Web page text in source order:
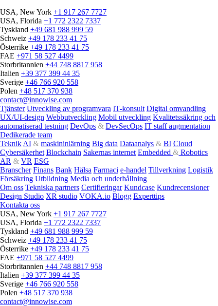
USA, New York +1 917 267 7727
USA, Florida +1 772 2322 7337
Tyskland +49 681 988 999 59
Schweiz +49 178 233 41 75
Österrike +49 178 233 41 75
FAE +971 58 527 4499
Storbritannien +44 748 8817 958
Italien +39 377 399 44 35
Sverige +46 766 920 558
Polen +48 517 370 938
contact@innowise.com
Tjänster Utveckling av programvara IT-konsult Digital omvandling
UX/UI-design Webbutveckling Mobil utveckling Kvalitetssäkring och
automatiserad testning DevOps & DevSecOps IT staff augmentation
Dedikerade team
Teknik AI & maskininlärning Big data Dataanalys & BI Cloud
Cybersäkerhet Blockchain Sakernas internet Embedded & Robotics
AR & VR ESG
Branscher Finans Bank Hälsa Farmaci e‑handel Tillverkning Logistik
Försäkring Utbildning Media och underhållning
Om oss Tekniska partners Certifieringar Kundcase Kundrecensioner
Design Studio XR studio VOKA.io Blogg Experttips
Kontakta oss
USA, New York +1 917 267 7727
USA, Florida +1 772 2322 7337
Tyskland +49 681 988 999 59
Schweiz +49 178 233 41 75
Österrike +49 178 233 41 75
FAE +971 58 527 4499
Storbritannien +44 748 8817 958
Italien +39 377 399 44 35
Sverige +46 766 920 558
Polen +48 517 370 938
contact@innowise.com